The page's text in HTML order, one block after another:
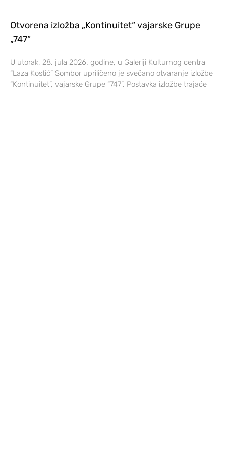
Otvorena izložba „Kontinuitet“ vajarske Grupe
„747“
U utorak, 28. jula 2026. godine, u Galeriji Kulturnog centra
“Laza Kostić” Sombor upriličeno je svečano otvaranje izložbe
“Kontinuitet”, vajarske Grupe “747”. Postavka izložbe trajaće